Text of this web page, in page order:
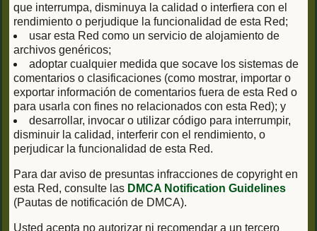
que interrumpa, disminuya la calidad o interfiera con el
rendimiento o perjudique la funcionalidad de esta Red;
usar esta Red como un servicio de alojamiento de
archivos genéricos;
adoptar cualquier medida que socave los sistemas de
comentarios o clasificaciones (como mostrar, importar o
exportar información de comentarios fuera de esta Red o
para usarla con fines no relacionados con esta Red); y
desarrollar, invocar o utilizar código para interrumpir,
disminuir la calidad, interferir con el rendimiento, o
perjudicar la funcionalidad de esta Red.
Para dar aviso de presuntas infracciones de copyright en
esta Red, consulte las DMCA Notification Guidelines
(Pautas de notificación de DMCA).
Usted acepta no autorizar ni recomendar a un tercero